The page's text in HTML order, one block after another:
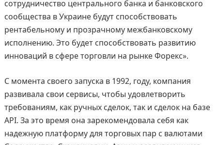
сотрудничество центрального банка и банковского
сообщества в Украине будут способствовать
рентабельному и прозрачному межбанковскому
исполнению. Это будет способствовать развитию
инноваций в сфере торговли на рынке Форекс».
С момента своего запуска в 1992, году, компания
развивала свои сервисы, чтобы удовлетворить
требованиям, как ручных сделок, так и сделок на базе
API. За это время она зарекомендовала себя как
надежную платформу для торговых пар с валютами